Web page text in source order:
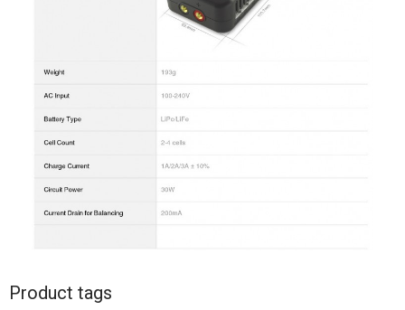
Product tags